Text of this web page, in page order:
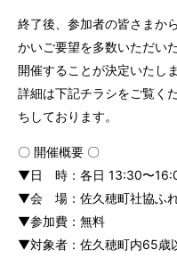
終了後、参加者の皆さまか
かいご要望を多数いただい
開催することが決定いたしま
詳細は下記チラシをご覧く
ちしております。
〇 開催概要 〇
▼日 時：各日 13:30〜
▼会 場：佐久穂町社協ふ
▼参加費：無料
▼対象者：佐久穂町内65歳